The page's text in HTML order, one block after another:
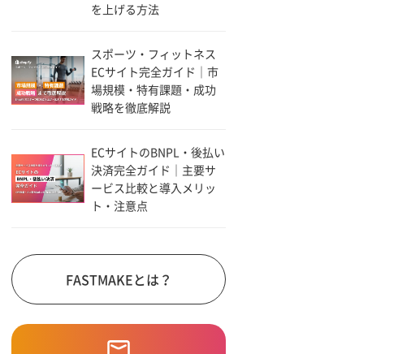
を上げる方法
スポーツ・フィットネス
ECサイト完全ガイド｜市
場規模・特有課題・成功
戦略を徹底解説
ECサイトのBNPL・後払い
決済完全ガイド｜主要サ
ービス比較と導入メリッ
ト・注意点
FASTMAKEとは？